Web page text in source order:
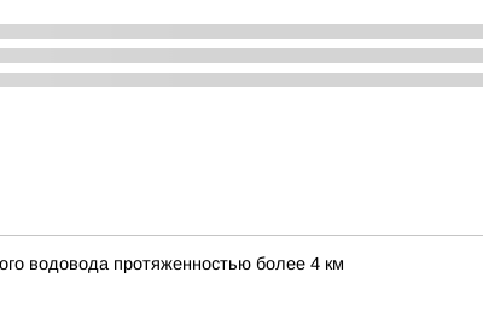
водовода протяженностью более 4 км